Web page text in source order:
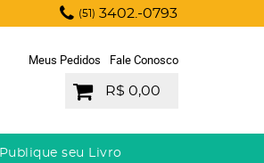
(51) 3402.-0793
Meus Pedidos Fale Conosco
R$ 0,00
Publique seu Livro